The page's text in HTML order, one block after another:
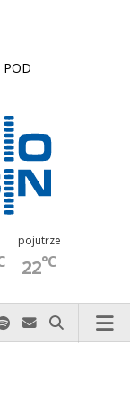
POD
pojutrze
22°C
zadzwoń
u
na Xnas na Instagram-ie
nas na TikTok-u
Szukaj nas na Spotify
Wyślij do nas
Szukaj